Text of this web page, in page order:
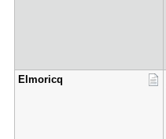
Elmoricq